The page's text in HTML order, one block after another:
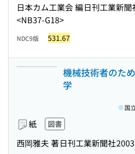
日本カム工業会 編日刊工業新聞
<NB37-G18>
NDC9版 531.67
機械技術者のた
学
紙 図書
西岡雅夫 著日刊工業新聞社
国